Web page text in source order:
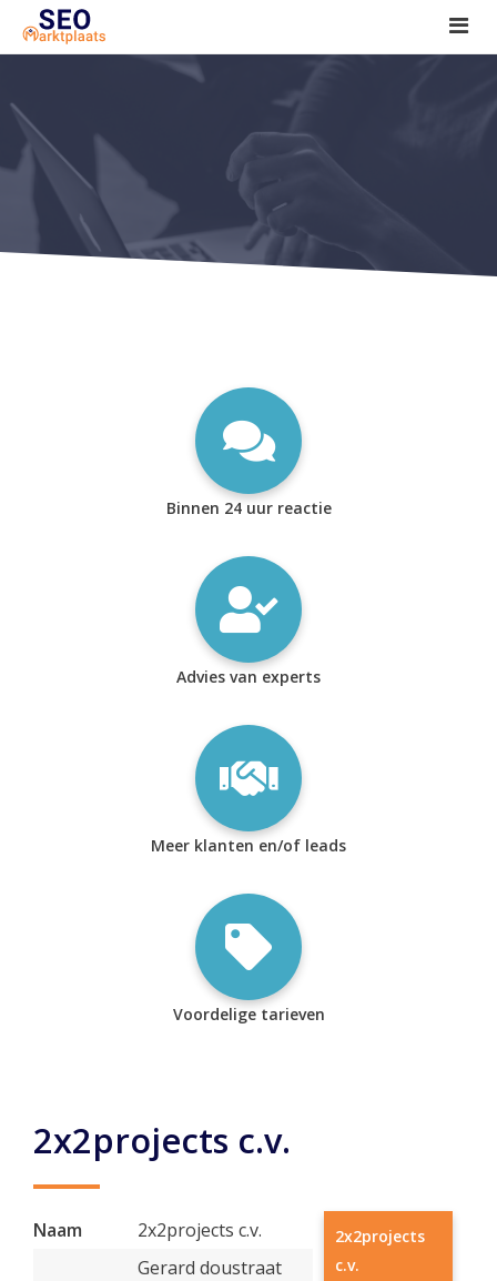
SEO tools reviews
Marketeer bij jou in de buurt?
Offerte
1. Seo voor beginners +
2. Onderzoeken +
Binnen 24 uur reactie
Advies van experts
Meer klanten en/of leads
Voordelige tarieven
2x2projects c.v.
Naam 2x2projects c.v.
Gerard doustraat
2x2projects
c.v.